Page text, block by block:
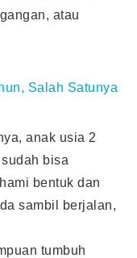
atau
Salah Satunya
, anak usia 2
bisa
bentuk dan
sambil berjalan,
tumbuh